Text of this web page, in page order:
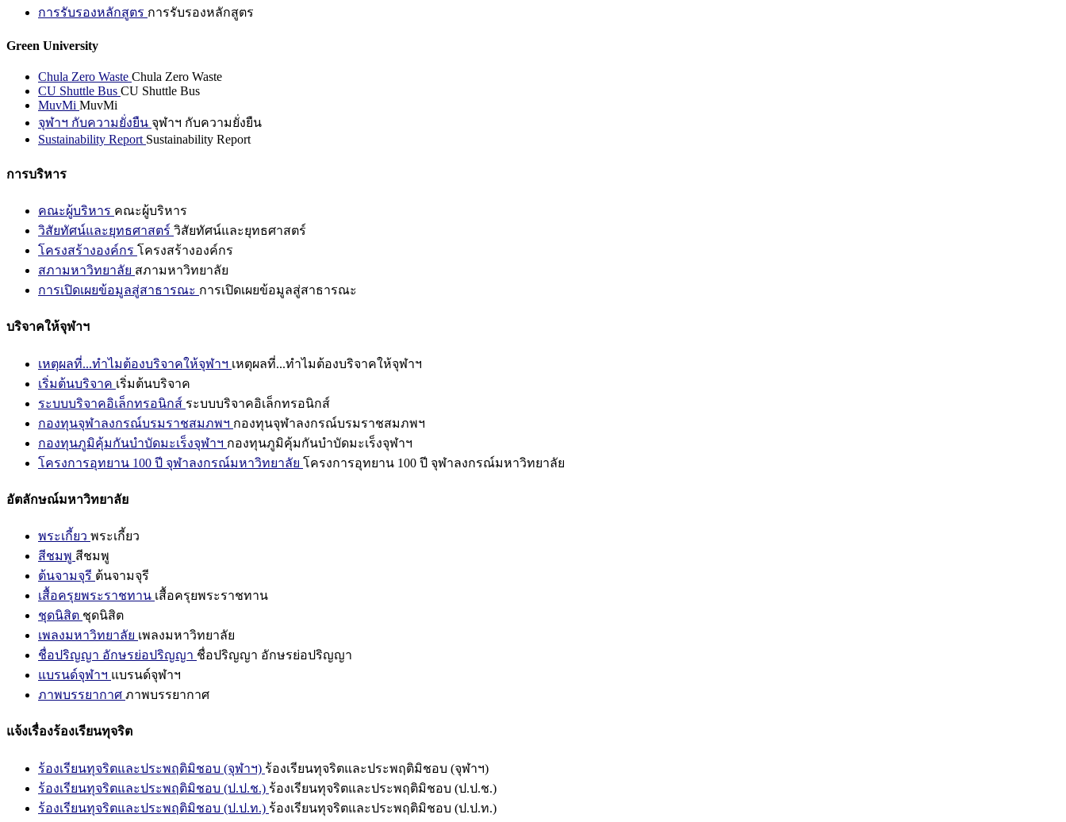
การรับรองหลักสูตร การรับรองหลักสูตร
Green University
Chula Zero Waste Chula Zero Waste
CU Shuttle Bus CU Shuttle Bus
MuvMi MuvMi
จุฬาฯ กับความยั่งยืน จุฬาฯ กับความยั่งยืน
Sustainability Report Sustainability Report
การบริหาร
คณะผู้บริหาร คณะผู้บริหาร
วิสัยทัศน์และยุทธศาสตร์ วิสัยทัศน์และยุทธศาสตร์
โครงสร้างองค์กร โครงสร้างองค์กร
สภามหาวิทยาลัย สภามหาวิทยาลัย
การเปิดเผยข้อมูลสู่สาธารณะ การเปิดเผยข้อมูลสู่สาธารณะ
บริจาคให้จุฬาฯ
เหตุผลที่...ทำไมต้องบริจาคให้จุฬาฯ เหตุผลที่...ทำไมต้องบริจาคให้จุฬาฯ
เริ่มต้นบริจาค เริ่มต้นบริจาค
ระบบบริจาคอิเล็กทรอนิกส์ ระบบบริจาคอิเล็กทรอนิกส์
กองทุนจุฬาลงกรณ์บรมราชสมภพฯ กองทุนจุฬาลงกรณ์บรมราชสมภพฯ
กองทุนภูมิคุ้มกันบำบัดมะเร็งจุฬาฯ กองทุนภูมิคุ้มกันบำบัดมะเร็งจุฬาฯ
โครงการอุทยาน 100 ปี จุฬาลงกรณ์มหาวิทยาลัย โครงการอุทยาน 100 ปี จุฬาลงกรณ์มหาวิทยาลัย
อัตลักษณ์มหาวิทยาลัย
พระเกี้ยว พระเกี้ยว
สีชมพู สีชมพู
ต้นจามจุรี ต้นจามจุรี
เสื้อครุยพระราชทาน เสื้อครุยพระราชทาน
ชุดนิสิต ชุดนิสิต
เพลงมหาวิทยาลัย เพลงมหาวิทยาลัย
ชื่อปริญญา อักษรย่อปริญญา ชื่อปริญญา อักษรย่อปริญญา
แบรนด์จุฬาฯ แบรนด์จุฬาฯ
ภาพบรรยากาศ ภาพบรรยากาศ
แจ้งเรื่องร้องเรียนทุจริต
ร้องเรียนทุจริตและประพฤติมิชอบ (จุฬาฯ) ร้องเรียนทุจริตและประพฤติมิชอบ (จุฬาฯ)
ร้องเรียนทุจริตและประพฤติมิชอบ (ป.ป.ช.) ร้องเรียนทุจริตและประพฤติมิชอบ (ป.ป.ช.)
ร้องเรียนทุจริตและประพฤติมิชอบ (ป.ป.ท.) ร้องเรียนทุจริตและประพฤติมิชอบ (ป.ป.ท.)